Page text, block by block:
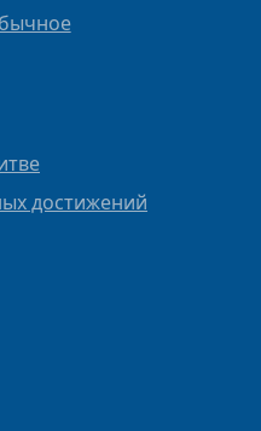
достижений